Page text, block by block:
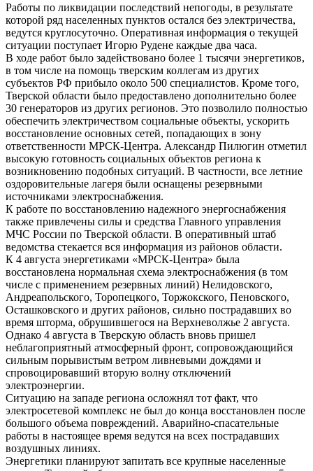
Работы по ликвидации последствий непогоды, в результате
которой ряд населенных пунктов остался без электричества,
ведутся круглосуточно. Оперативная информация о текущей
ситуации поступает Игорю Рудене каждые два часа.
​В ходе работ было задействовано более 1 тысячи энергетиков,
в том числе на помощь тверским коллегам из других
субъектов РФ прибыло около 500 специалистов. Кроме того,
Тверской области было предоставлено дополнительно более
30 генераторов из других регионов. Это позволило полностью
обеспечить электричеством социальные объекты, ускорить
восстановление основных сетей, попадающих в зону
ответственности МРСК-Центра. Александр Пилюгин отметил
высокую готовность социальных объектов региона к
возникновению подобных ситуаций. В частности, все летние
оздоровительные лагеря были оснащены резервными
источниками электроснабжения.
К работе по восстановлению надежного энергоснабжения
также привлечены силы и средства Главного управления
МЧС России по Тверской области. В оперативный штаб
ведомства стекается вся информация из районов области.
К 4 августа энергетиками «МРСК-Центра» была
восстановлена нормальная схема электроснабжения (в том
числе с применением резервных линий) Нелидовского,
Андреапольского, Торопецкого, Торжокского, Пеновского,
Осташковского и других районов, сильно пострадавших во
время шторма, обрушившегося на Верхневолжье 2 августа.
Однако 4 августа в Тверскую область вновь пришел
неблагоприятный атмосферный фронт, сопровождающийся
сильным порывистым ветром ливневыми дождями и
спровоцировавший вторую волну отключений
электроэнергии.
Ситуацию на западе региона осложнял тот факт, что
электросетевой комплекс не был до конца восстановлен после
большого объема повреждений. Аварийно-спасательные
работы в настоящее время ведутся на всех пострадавших
воздушных линиях.
Энергетики планируют запитать все крупные населенные